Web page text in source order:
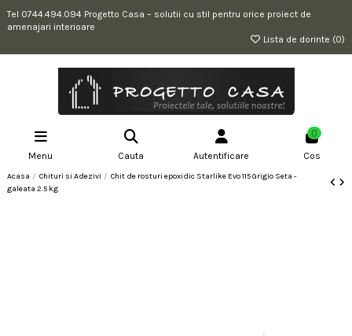
Tel 0744.494.094 Progetto Casa – solutii cu stil pentru orice proiect de
amenajari interioare
Lista de dorinte (0)
Menu Cauta Autentificare
0
Cos
Acasa Chituri si Adezivi
Chit de rosturi epoxidic Starlike Evo 115 Grigio Seta -
galeata 2.5 kg